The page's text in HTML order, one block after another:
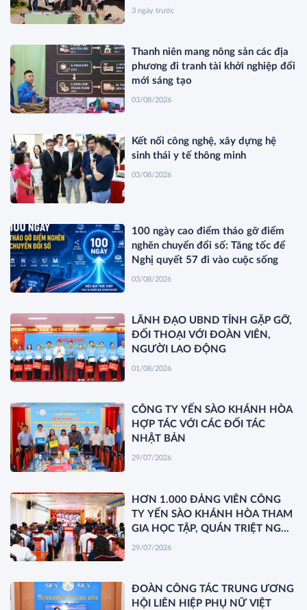
3 ngày trước
Thanh niên mang nông sản các địa
phương đi tranh tài khởi nghiệp đổi
mới sáng tạo
03/08/2026
Kết nối công nghệ, xây dựng hệ
sinh thái y tế thông minh
03/08/2026
100 ngày cao điểm tháo gỡ điểm
nghẽn chuyển đổi số: Tăng tốc để
Nghị quyết 57 đi vào cuộc sống
03/08/2026
LÃNH ĐẠO UBND TỈNH GẶP GỠ,
ĐỐI THOẠI VỚI ĐOÀN VIÊN,
NGƯỜI LAO ĐỘNG
01/08/2026
CÔNG TY YẾN SÀO KHÁNH HÒA
HỢP TÁC VỚI CÁC ĐỐI TÁC
NHẬT BẢN
29/07/2026
HƠN 1.000 ĐẢNG VIÊN CÔNG
TY YẾN SÀO KHÁNH HÒA THAM
GIA HỌC TẬP, QUÁN TRIỆT NGHỊ
QUYẾT HỘI NGHỊ TRUNG ƯƠNG
29/07/2026
ĐOÀN CÔNG TÁC TRUNG ƯƠNG
HỘI LIÊN HIỆP PHỤ NỮ VIỆT